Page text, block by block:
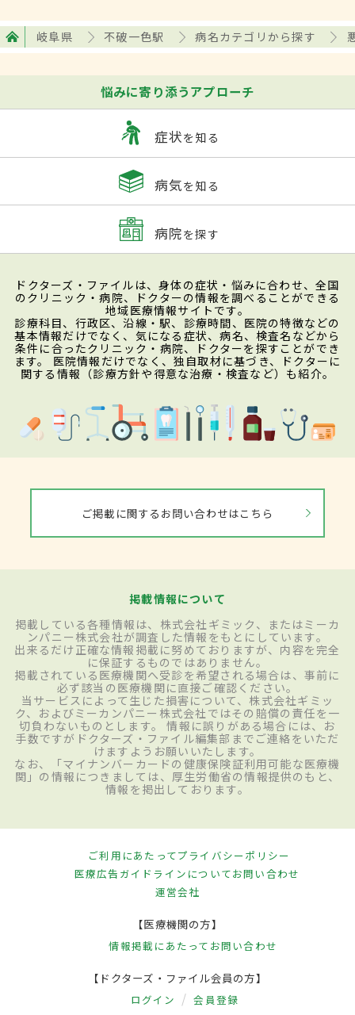
岐阜県 不破一色駅 病名カテゴリから探す
悩みに寄り添うアプローチ
症状を知る
病気を知る
病院を探す
ドクターズ・ファイルは、身体の症状・悩みに合わせ、全国
のクリニック・病院、ドクターの情報を調べることができる
地域医療情報サイトです。
診療科目、行政区、沿線・駅、診療時間、医院の特徴などの
基本情報だけでなく、気になる症状、病名、検査名などから
条件に合ったクリニック・病院、ドクターを探すことができ
ます。 医院情報だけでなく、独自取材に基づき、ドクターに
関する情報（診療方針や得意な治療・検査など）も紹介。
ご掲載に関するお問い合わせはこちら
掲載情報について
掲載している各種情報は、株式会社ギミック、またはミーカ
ンパニー株式会社が調査した情報をもとにしています。
出来るだけ正確な情報掲載に努めておりますが、内容を完全
に保証するものではありません。
掲載されている医療機関へ受診を希望される場合は、事前に
必ず該当の医療機関に直接ご確認ください。
当サービスによって生じた損害について、株式会社ギミッ
ク、およびミーカンパニー株式会社ではその賠償の責任を一
切負わないものとします。 情報に誤りがある場合には、お
手数ですがドクターズ・ファイル編集部までご連絡をいただ
けますようお願いいたします。
なお、「マイナンバーカードの健康保険証利用可能な医療機
関」の情報につきましては、厚生労働省の情報提供のもと、
情報を掲出しております。
ご利用にあたってプライバシーポリシー
医療広告ガイドラインについてお問い合わせ
運営会社
【医療機関の方】
情報掲載にあたって お問い合わせ
【ドクターズ・ファイル会員の方】
ログイン 会員登録